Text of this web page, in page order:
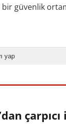
bir güvenlik
yap